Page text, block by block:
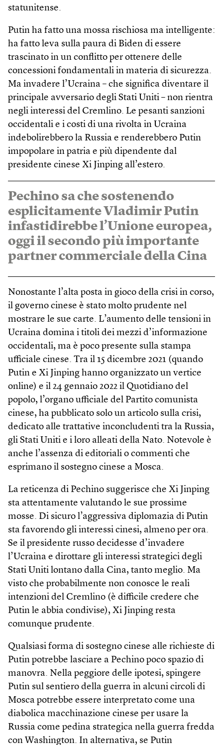
statunitense.
Putin ha fatto una mossa rischiosa ma intelligente:
ha fatto leva sulla paura di Biden di essere
trascinato in un conflitto per ottenere delle
concessioni fondamentali in materia di sicurezza.
Ma invadere l’Ucraina – che significa diventare il
principale avversario degli Stati Uniti – non rientra
negli interessi del Cremlino. Le pesanti sanzioni
occidentali e i costi di una rivolta in Ucraina
indebolirebbero la Russia e renderebbero Putin
impopolare in patria e più dipendente dal
presidente cinese Xi Jinping all’estero.
Pechino sa che sostenendo
esplicitamente Vladimir Putin
infastidirebbe l’Unione europea,
oggi il secondo più importante
partner commerciale della Cina
Nonostante l’alta posta in gioco della crisi in corso,
il governo cinese è stato molto prudente nel
mostrare le sue carte. L’aumento delle tensioni in
Ucraina domina i titoli dei mezzi d’informazione
occidentali, ma è poco presente sulla stampa
ufficiale cinese. Tra il 15 dicembre 2021 (quando
Putin e Xi Jinping hanno organizzato un vertice
online) e il 24 gennaio 2022 il Quotidiano del
popolo, l’organo ufficiale del Partito comunista
cinese, ha pubblicato solo un articolo sulla crisi,
dedicato alle trattative inconcludenti tra la Russia,
gli Stati Uniti e i loro alleati della Nato. Notevole è
anche l’assenza di editoriali o commenti che
esprimano il sostegno cinese a Mosca.
La reticenza di Pechino suggerisce che Xi Jinping
sta attentamente valutando le sue prossime
mosse. Di sicuro l’aggressiva diplomazia di Putin
sta favorendo gli interessi cinesi, almeno per ora.
Se il presidente russo decidesse d’invadere
l’Ucraina e dirottare gli interessi strategici degli
Stati Uniti lontano dalla Cina, tanto meglio. Ma
visto che probabilmente non conosce le reali
intenzioni del Cremlino (è difficile credere che
Putin le abbia condivise), Xi Jinping resta
comunque prudente.
Qualsiasi forma di sostegno cinese alle richieste di
Putin potrebbe lasciare a Pechino poco spazio di
manovra. Nella peggiore delle ipotesi, spingere
Putin sul sentiero della guerra in alcuni circoli di
Mosca potrebbe essere interpretato come una
diabolica macchinazione cinese per usare la
Russia come pedina strategica nella guerra fredda
con Washington. In alternativa, se Putin